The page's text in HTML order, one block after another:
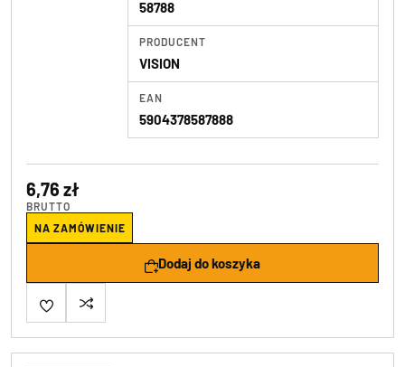
58788
PRODUCENT
VISION
EAN
5904378587888
6,76 zł
BRUTTO
NA ZAMÓWIENIE
Dodaj do koszyka